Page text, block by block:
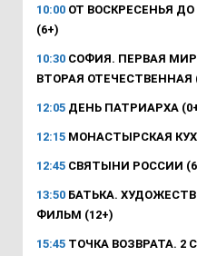
10:00 ОТ ВОСКРЕСЕНЬЯ
(6+)
10:30 СОФИЯ. ПЕРВАЯ
ВТОРАЯ ОТЕЧЕСТВЕННАЯ
12:05 ДЕНЬ ПАТРИАРХА
12:15 МОНАСТЫРСКАЯ
12:45 СВЯТЫНИ РОССИИ
13:50 БАТЬКА.
ФИЛЬМ (12+)
15:45 ТОЧКА ВОЗВРАТА. 2